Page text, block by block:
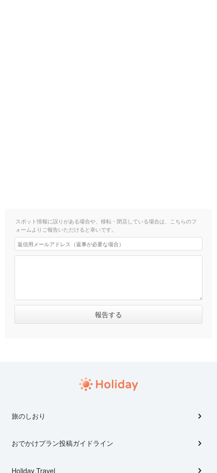
スポット情報に誤りがある場合や、移転・閉店している場合は、こちらのフ
ォームよりご報告いただけると幸いです。
旅のしおり
おでかけプラン投稿ガイドライン
Holiday Travel